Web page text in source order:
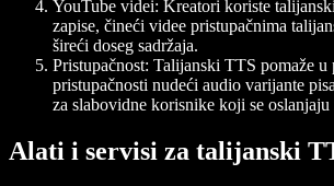
YouTube videi: Kreatori koriste
zapise, čineći videe pristupačnima
šireći doseg sadržaja.
Pristupačnost: Talijanski TTS pomaže u
pristupačnosti nudeći audio varijante
za slabovidne korisnike koji se oslanjaju
Alati i servisi za talijanski